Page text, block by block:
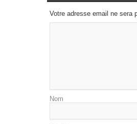
Votre adresse email ne sera
Nom